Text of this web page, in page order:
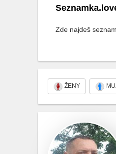
Zde najdeš
ŽENY